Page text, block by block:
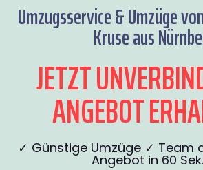
Umzugsservice & Umzüge
Kruse aus
JETZT
ANGEBOT
✓ Günstige Umzüge ✓ Team
Angebot in 60